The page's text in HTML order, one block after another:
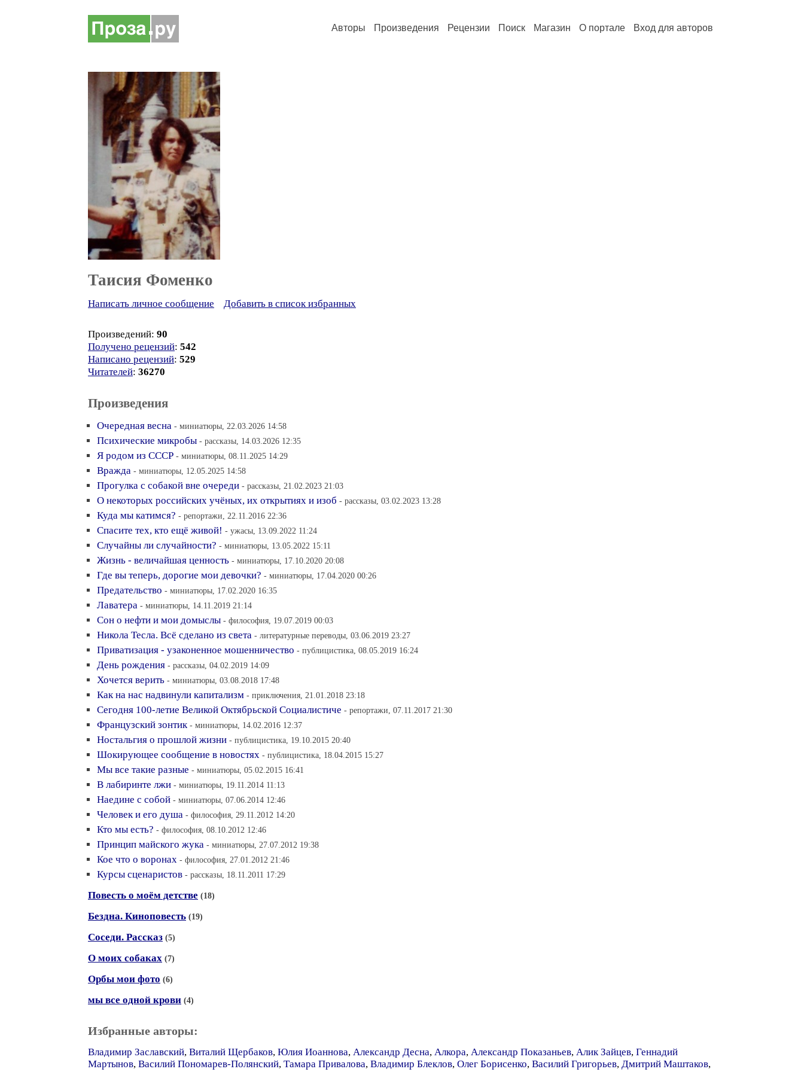
Авторы Произведения Рецензии Поиск Магазин О портале Вход для авторов
Таисия Фоменко
Написать личное сообщение Добавить в список избранных
Произведений: 90
Получено рецензий: 542
Написано рецензий: 529
Читателей: 36270
Произведения
Очередная весна - миниатюры, 22.03.2026 14:58
Психические микробы - рассказы, 14.03.2026 12:35
Я родом из СССР - миниатюры, 08.11.2025 14:29
Вражда - миниатюры, 12.05.2025 14:58
Прогулка с собакой вне очереди - рассказы, 21.02.2023 21:03
О некоторых российских учёных, их открытиях и изоб - рассказы, 03.02.2023 13:28
Куда мы катимся? - репортажи, 22.11.2016 22:36
Спасите тех, кто ещё живой! - ужасы, 13.09.2022 11:24
Случайны ли случайности? - миниатюры, 13.05.2022 15:11
Жизнь - величайшая ценность - миниатюры, 17.10.2020 20:08
Где вы теперь, дорогие мои девочки? - миниатюры, 17.04.2020 00:26
Предательство - миниатюры, 17.02.2020 16:35
Лаватера - миниатюры, 14.11.2019 21:14
Сон о нефти и мои домыслы - философия, 19.07.2019 00:03
Никола Тесла. Всё сделано из света - литературные переводы, 03.06.2019 23:27
Приватизация - узаконенное мошенничество - публицистика, 08.05.2019 16:24
День рождения - рассказы, 04.02.2019 14:09
Хочется верить - миниатюры, 03.08.2018 17:48
Как на нас надвинули капитализм - приключения, 21.01.2018 23:18
Сегодня 100-летие Великой Октябрьской Социалистиче - репортажи, 07.11.2017 21:30
Французский зонтик - миниатюры, 14.02.2016 12:37
Ностальгия о прошлой жизни - публицистика, 19.10.2015 20:40
Шокирующее сообщение в новостях - публицистика, 18.04.2015 15:27
Мы все такие разные - миниатюры, 05.02.2015 16:41
В лабиринте лжи - миниатюры, 19.11.2014 11:13
Наедине с собой - миниатюры, 07.06.2014 12:46
Человек и его душа - философия, 29.11.2012 14:20
Кто мы есть? - философия, 08.10.2012 12:46
Принцип майского жука - миниатюры, 27.07.2012 19:38
Кое что о воронах - философия, 27.01.2012 21:46
Курсы сценаристов - рассказы, 18.11.2011 17:29
Повесть о моём детстве (18)
Бездна. Киноповесть (19)
Соседи. Рассказ (5)
О моих собаках (7)
Орбы мои фото (6)
мы все одной крови (4)
Избранные авторы:
Владимир Заславский, Виталий Щербаков, Юлия Иоаннова, Александр Десна, Алкора, Александр Показаньев, Алик Зайцев, Геннадий
Мартынов, Василий Пономарев-Полянский, Тамара Привалова, Владимир Блеклов, Олег Борисенко, Василий Григорьев, Дмитрий Маштаков,